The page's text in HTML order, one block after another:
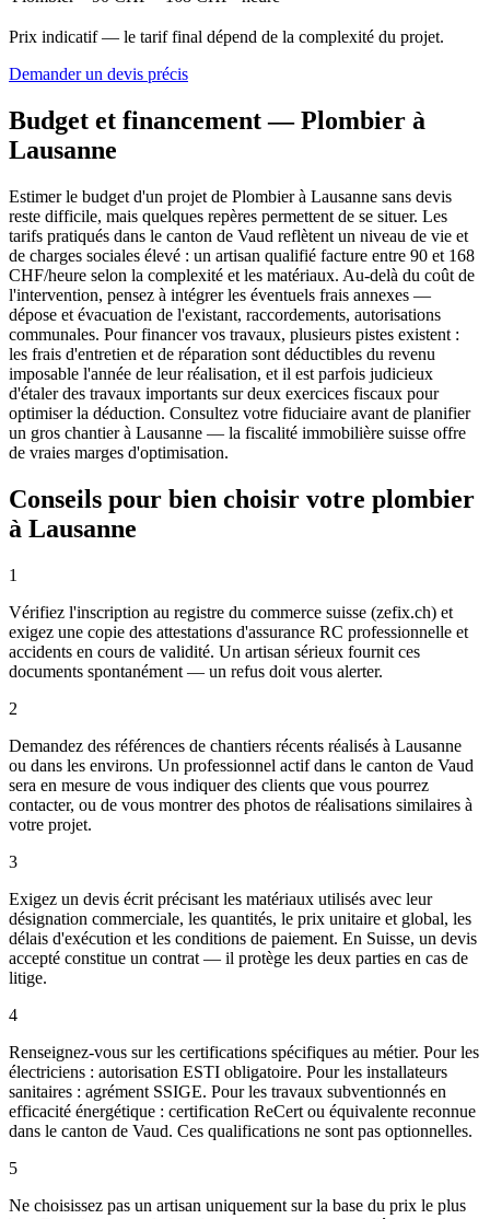
Prix indicatif — le tarif final dépend de la complexité du projet.
Demander un devis précis
Budget et financement — Plombier à
Lausanne
Estimer le budget d'un projet de Plombier à Lausanne sans devis
reste difficile, mais quelques repères permettent de se situer. Les
tarifs pratiqués dans le canton de Vaud reflètent un niveau de vie et
de charges sociales élevé : un artisan qualifié facture entre 90 et 168
CHF/heure selon la complexité et les matériaux. Au-delà du coût de
l'intervention, pensez à intégrer les éventuels frais annexes —
dépose et évacuation de l'existant, raccordements, autorisations
communales. Pour financer vos travaux, plusieurs pistes existent :
les frais d'entretien et de réparation sont déductibles du revenu
imposable l'année de leur réalisation, et il est parfois judicieux
d'étaler des travaux importants sur deux exercices fiscaux pour
optimiser la déduction. Consultez votre fiduciaire avant de planifier
un gros chantier à Lausanne — la fiscalité immobilière suisse offre
de vraies marges d'optimisation.
Conseils pour bien choisir votre plombier
à Lausanne
1
Vérifiez l'inscription au registre du commerce suisse (zefix.ch) et
exigez une copie des attestations d'assurance RC professionnelle et
accidents en cours de validité. Un artisan sérieux fournit ces
documents spontanément — un refus doit vous alerter.
2
Demandez des références de chantiers récents réalisés à Lausanne
ou dans les environs. Un professionnel actif dans le canton de Vaud
sera en mesure de vous indiquer des clients que vous pourrez
contacter, ou de vous montrer des photos de réalisations similaires à
votre projet.
3
Exigez un devis écrit précisant les matériaux utilisés avec leur
désignation commerciale, les quantités, le prix unitaire et global, les
délais d'exécution et les conditions de paiement. En Suisse, un devis
accepté constitue un contrat — il protège les deux parties en cas de
litige.
4
Renseignez-vous sur les certifications spécifiques au métier. Pour les
électriciens : autorisation ESTI obligatoire. Pour les installateurs
sanitaires : agrément SSIGE. Pour les travaux subventionnés en
efficacité énergétique : certification ReCert ou équivalente reconnue
dans le canton de Vaud. Ces qualifications ne sont pas optionnelles.
5
Ne choisissez pas un artisan uniquement sur la base du prix le plus